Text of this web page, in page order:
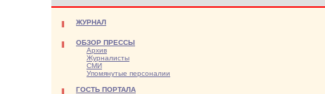
ЖУРНАЛ
ОБЗОР ПРЕССЫ
Архив
Журналисты
СМИ
Упомянутые персоналии
ГОСТЬ ПОРТАЛА